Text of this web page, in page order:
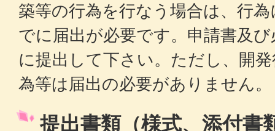
築等の行為を行なう場合は、行
でに届出が必要です。申請書及
に提出して下さい。ただし、開
為等は届出の必要がありません。
提出書類（様式、添付書